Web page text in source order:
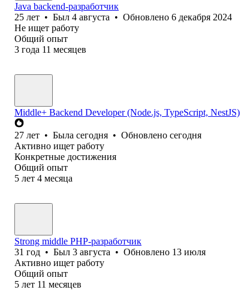
Java backend-разработчик
25 лет • Был 4 августа • Обновлено 6 декабря 2024
Не ищет работу
Общий опыт
3 года 11 месяцев
Middle+ Backend Developer (Node.js, TypeScript, NestJS)
27 лет • Была сегодня • Обновлено сегодня
Активно ищет работу
Конкретные достижения
Общий опыт
5 лет 4 месяца
Strong middle PHP-разработчик
31 год • Был 3 августа • Обновлено 13 июля
Активно ищет работу
Общий опыт
5 лет 11 месяцев